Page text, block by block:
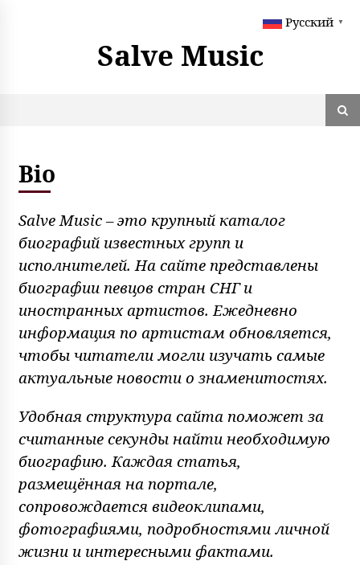
Salve Music
Bio
Salve Music – это крупный каталог
биографий известных групп и
исполнителей. На сайте представлены
биографии певцов стран СНГ и
иностранных артистов. Ежедневно
информация по артистам обновляется,
чтобы читатели могли изучать самые
актуальные новости о знаменитостях.
Удобная структура сайта поможет за
считанные секунды найти необходимую
биографию. Каждая статья,
размещённая на портале,
сопровождается видеоклипами,
фотографиями, подробностями личной
жизни и интересными фактами.
Русский ▼